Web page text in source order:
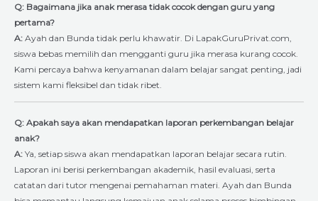
Q: Bagaimana jika anak merasa tidak cocok dengan guru yang
pertama?
A: Ayah dan Bunda tidak perlu khawatir. Di LapakGuruPrivat.com,
siswa bebas memilih dan mengganti guru jika merasa kurang cocok.
Kami percaya bahwa kenyamanan dalam belajar sangat penting, jadi
sistem kami fleksibel dan tidak ribet.
Q: Apakah saya akan mendapatkan laporan perkembangan belajar
anak?
A: Ya, setiap siswa akan mendapatkan laporan belajar secara rutin.
Laporan ini berisi perkembangan akademik, hasil evaluasi, serta
catatan dari tutor mengenai pemahaman materi. Ayah dan Bunda